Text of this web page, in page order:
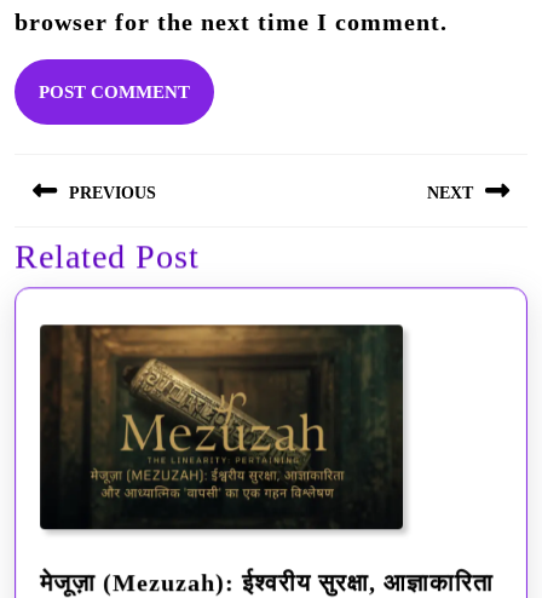
browser for the next time I comment.
PostPREVIOUS
Previous
post:
NEXT
Related Post
मेजूज़ा (Mezuzah): ईश्वरीय सुरक्षा, आज्ञाकारिता